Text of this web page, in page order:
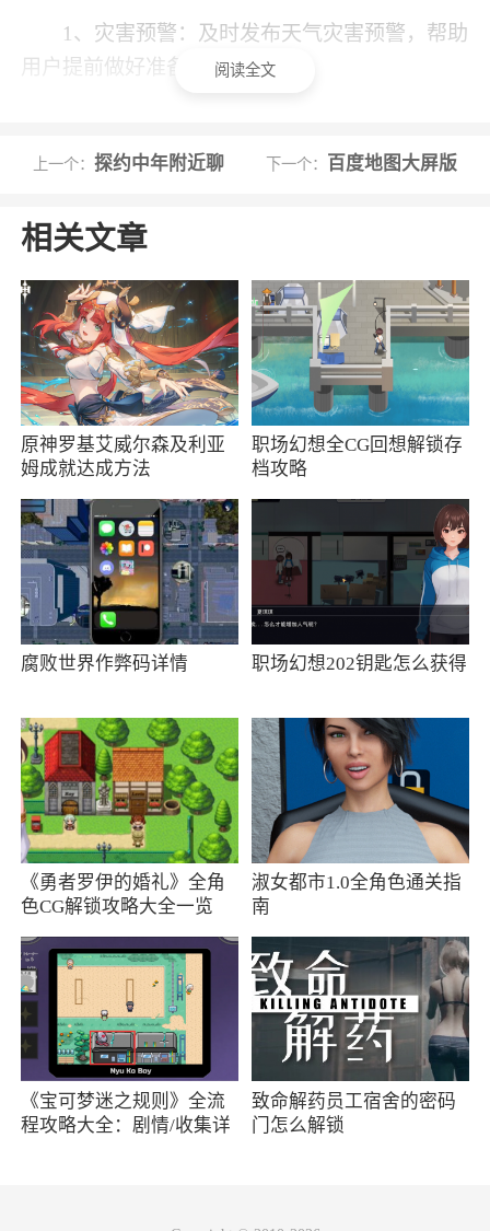
1、灾害预警：及时发布天气灾害预警，帮助
用户提前做好准备
的信息查询
4、新时景全，用标签标注的美图，看遍世界
的风景，一起领略新时景的魅力~
5、智能对话框：天气概况、穿衣贴士、出行
建议，您关心的正是墨迹所关注的
6、精美的界面体验、稳定高效的运行速度，
赢得了用户的青睐。在6年时间内，墨迹天气已拥
有超过4亿的注册用户，稳居各大APP排行榜第一
阵营，且持续占据天气类软件第一的位置，成为
了人们生活的必备软件之一
小编评价
帮助用户随时查看、在线问诊，帮助用户预测未
来15天、未来40天的天气情况，还可以了解实时
的天气和空气质量情况，更好保障用户的安全，
需要的伙伴，可以来使用哦
2、给华为鸿蒙用户带来便捷的天气查询方
式，附带了将桌面卡片添加到桌面的教程，让天
气信息在手机上一目了然
更新日志
台风地图升级：优化地图缩放比例，更便于
您了解台风每一步动态，及时做好防范准备。
阅读全文
上一个： 探约中年附近聊 下一个： 百度地图大屏版
相关文章
原神罗基艾威尔森及利亚
姆成就达成方法
职场幻想全CG回想解锁存
档攻略
腐败世界作弊码详情 职场幻想202钥匙怎么获得
《勇者罗伊的婚礼》全角
色CG解锁攻略大全一览
淑女都市1.0全角色通关指
南
《宝可梦迷之规则》全流
程攻略大全：剧情/收集详
致命解药员工宿舍的密码
门怎么解锁